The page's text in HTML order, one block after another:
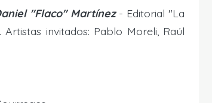
"Flaco" Martínez- Editorial "La
invitados: Pablo Moreli, Raúl